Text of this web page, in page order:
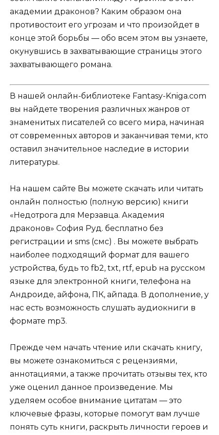
академии драконов? Каким образом она
противостоит его угрозам и что произойдет в
конце этой борьбы — обо всем этом вы узнаете,
окунувшись в захватывающие страницы этого
захватывающего романа.
В нашей онлайн-библиотеке Fantasy-Kniga.com
вы найдете творения различных жанров от
знаменитых писателей со всего мира, начиная
от современных авторов и заканчивая теми, кто
оставил значительное наследие в истории
литературы.
На нашем сайте Вы можете скачать или читать
онлайн полностью (полную версию) книги
«Недотрога для Мерзавца. Академия
драконов» София Руд. бесплатно без
регистрации и sms (смс) . Вы можете выбрать
наиболее подходящий формат для вашего
устройства, будь то fb2, txt, rtf, epub на русском
языке для электронной книги, телефона на
Андроиде, айфона, ПК, айпада. В дополнение, у
нас есть возможность слушать аудиокниги в
формате mp3.
Прежде чем начать чтение или скачать книгу,
вы можете ознакомиться с рецензиями,
аннотациями, а также прочитать отзывы тех, кто
уже оценил данное произведение. Мы
уделяем особое внимание цитатам — это
ключевые фразы, которые помогут вам лучше
понять суть книги, раскрыть личности героев и